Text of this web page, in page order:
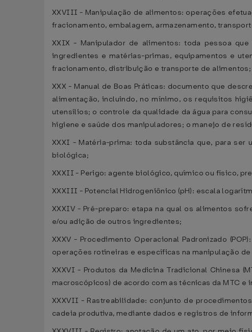
XXVIII - Manipulação de alimentos: operações
fracionamento, embalagem, armazenamento,
XXIX - Manipulador de alimentos: toda pessoa
ingredientes e matérias-primas, equipamentos e
fracionamento, distribuição e transporte de alimentos;
XXX - Manual de Boas Práticas: documento que
alimentação, incluindo, no mínimo, os requisitos
utensílios; o controle da qualidade da água para
higiene e saúde dos manipuladores; o manejo de
XXXI - Matéria-prima: toda substância que, para
biológica;
XXXII - Perigo: agente biológico, químico ou físico,
XXXIII - Potencial Hidrogeniônico (pH): escala
XXXIV - Pré-preparo: etapa na qual os alimentos
e/ou adição de outros ingredientes;
XXXV - Procedimento Operacional Padronizado
operações rotineiras e específicas na manipulação
XXXVI - Produtos da Medicina Tradicional Chinesa
macroscópicos) de acordo com as técnicas da MTC e
XXXVII - Rastreabilidade: conjunto de
cadeia produtiva, mediante dados e registros de